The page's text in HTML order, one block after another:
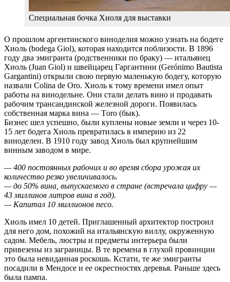
Специальная бочка Хиоля для выставки
О прошлом аргентинского виноделия можно узнать на бодеге
Хиоль (bodega Giol), которая находится поблизости. В 1896
году два эмигранта (родственники по браку) — итальянец
Хиоль (Juan Giol) и швейцарец Гаргантини (Gerónimo Bautista
Gargantini) открыли свою первую маленькую бодегу, которую
назвали Colina de Oro. Хиоль к тому времени имел опыт
работы на винодельне. Они стали делать вино и продавать
рабочим трансандинской железной дороги. Появилась
собственная марка вина — Тoro (бык).
Бизнес шел успешно, были куплены новые земли и через 10-
15 лет бодега Хиоль превратилась в империю из 22
виноделен. В 1910 году завод Хиоль был крупнейшим
винным заводом в мире.
— 400 постоянных рабочих и во время сбора урожая их
количество резко увеличивалось.
— до 50% вина, выпускаемого в стране (встречала цифру —
43 миллинов литров вина в год).
— Капитал 10 миллионов песо.
Хиоль имел 10 детей. Приглашенный архитектор построил
для него дом, похожий на итальянскую виллу, окруженную
садом. Мебель, люстры и предметы интерьера были
привезены из заграницы. В те времена в глухой провинции
это была невиданная роскошь. Кстати, те же эмигранты
посадили в Мендосе и ее окрестностях деревья. Раньше здесь
была пампа.